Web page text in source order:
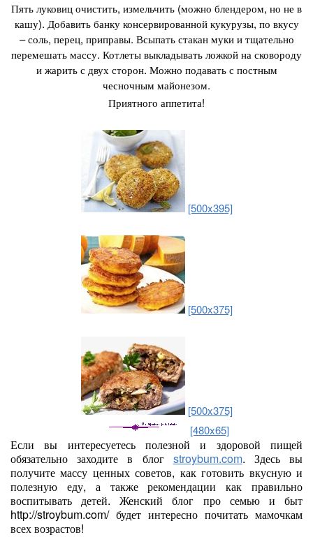
Пять луковиц очистить, измельчить (можно блендером, но не в
кашу). Добавить банку консервированной кукурузы, по вкусу
– соль, перец, приправы. Всыпать стакан муки и тщательно
перемешать массу. Котлеты выкладывать ложкой на сковороду
и жарить с двух сторон. Можно подавать с постным
чесночным майонезом.
Приятного аппетита!
[500x395]
[500x375]
[500x375]
[480x65]
Если вы интересуетесь полезной и здоровой пищей
обязательно заходите в блог stroybum.com. Здесь вы
получите массу ценных советов, как готовить вкусную и
полезную еду, а также рекомендации как правильно
воспитывать детей. Женский блог про семью и быт
http://stroybum.com/ будет интересно почитать мамочкам
всех возрастов!